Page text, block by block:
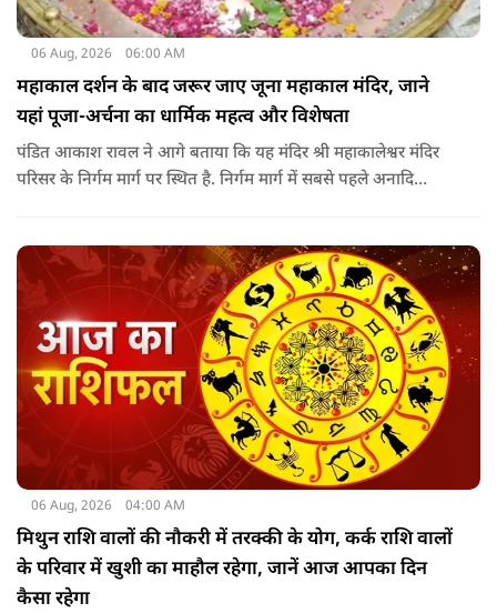
06 Aug, 2026 06:00 AM
महाकाल दर्शन के बाद जरूर जाए जूना महाकाल मंदिर, जाने
यहां पूजा-अर्चना का धार्मिक महत्व और विशेषता
पंडित आकाश रावल ने आगे बताया कि यह मंदिर श्री महाकालेश्वर मंदिर
परिसर के निर्गम मार्ग पर स्थित है. निर्गम मार्ग में सबसे पहले अनादि
06 Aug, 2026 04:00 AM
मिथुन राशि वालों की नौकरी में तरक्की के योग, कर्क राशि वालों
के परिवार में खुशी का माहौल रहेगा, जानें आज आपका दिन
कैसा रहेगा